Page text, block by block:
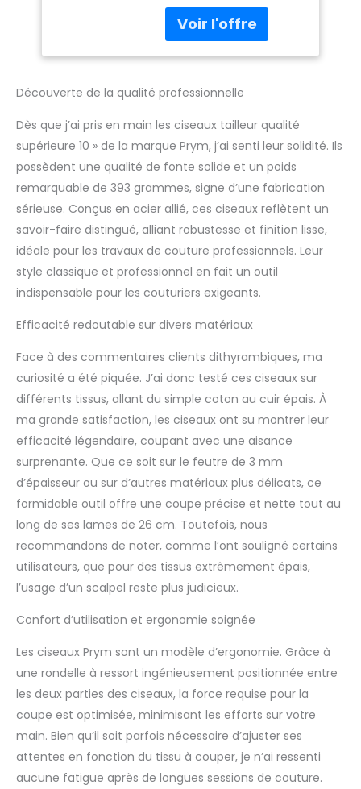
Découverte de la qualité professionnelle
Dès que j’ai pris en main les ciseaux tailleur qualité
supérieure 10 » de la marque Prym, j’ai senti leur solidité. Ils
possèdent une qualité de fonte solide et un poids
remarquable de 393 grammes, signe d’une fabrication
sérieuse. Conçus en acier allié, ces ciseaux reflètent un
savoir-faire distingué, alliant robustesse et finition lisse,
idéale pour les travaux de couture professionnels. Leur
style classique et professionnel en fait un outil
indispensable pour les couturiers exigeants.
Efficacité redoutable sur divers matériaux
Face à des commentaires clients dithyrambiques, ma
curiosité a été piquée. J’ai donc testé ces ciseaux sur
différents tissus, allant du simple coton au cuir épais. À
ma grande satisfaction, les ciseaux ont su montrer leur
efficacité légendaire, coupant avec une aisance
surprenante. Que ce soit sur le feutre de 3 mm
d’épaisseur ou sur d’autres matériaux plus délicats, ce
formidable outil offre une coupe précise et nette tout au
long de ses lames de 26 cm. Toutefois, nous
recommandons de noter, comme l’ont souligné certains
utilisateurs, que pour des tissus extrêmement épais,
l’usage d’un scalpel reste plus judicieux.
Confort d’utilisation et ergonomie soignée
Les ciseaux Prym sont un modèle d’ergonomie. Grâce à
une rondelle à ressort ingénieusement positionnée entre
les deux parties des ciseaux, la force requise pour la
coupe est optimisée, minimisant les efforts sur votre
main. Bien qu’il soit parfois nécessaire d’ajuster ses
attentes en fonction du tissu à couper, je n’ai ressenti
aucune fatigue après de longues sessions de couture.